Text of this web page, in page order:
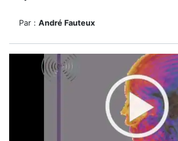
Par : André Fauteux